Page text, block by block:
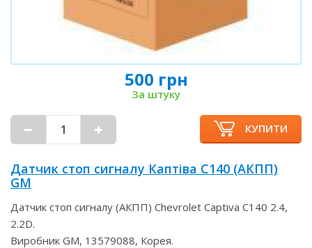
500 грн
За штуку
КУПИТИ
Датчик стоп сигналу Каптіва С140 (АКПП)
GM
Датчик стоп сигналу (АКПП) Chevrolet Captiva C140 2.4,
2.2D.
Виробник GM, 13579088, Корея.